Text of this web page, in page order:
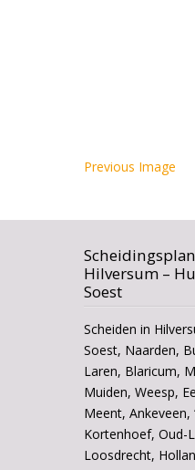
Previous Image
Hilversum –
Soest
Scheiden in
Soest, Naarden,
Laren, Blaricum,
Muiden, Weesp,
Meent, Ankeveen,
Kortenhoef, Oud-
Loosdrecht,